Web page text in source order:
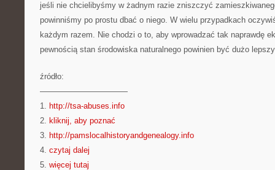
jeśli nie chcielibyśmy w żadnym razie zniszczyć
powinniśmy po prostu dbać o niego. W wielu przypadkach
każdym razem. Nie chodzi o to, aby wprowadzać tak naprawdę
pewnością stan środowiska naturalnego powinien być dużo
źródło:
———————————
1. http://tsa-abuses.info
2. kliknij, aby poznać
3. http://pamslocalhistoryandgenealogy.info
4. czytaj dalej
5. więcej tutaj